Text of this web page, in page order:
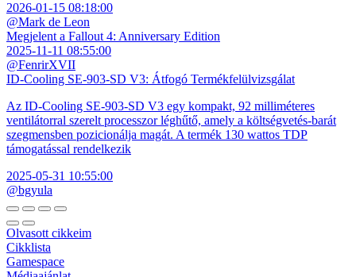
2026-01-15 08:18:00
@Mark de Leon
Megjelent a Fallout 4: Anniversary Edition
2025-11-11 08:55:00
@FenrirXVII
ID-Cooling SE-903-SD V3: Átfogó Termékfelülvizsgálat
Az ID-Cooling SE-903-SD V3 egy kompakt, 92 milliméteres
ventilátorral szerelt processzor léghűtő, amely a költségvetés-barát
szegmensben pozicionálja magát. A termék 130 wattos TDP
támogatással rendelkezik
2025-05-31 10:55:00
@bgyula
Olvasott cikkeim
Cikklista
Gamespace